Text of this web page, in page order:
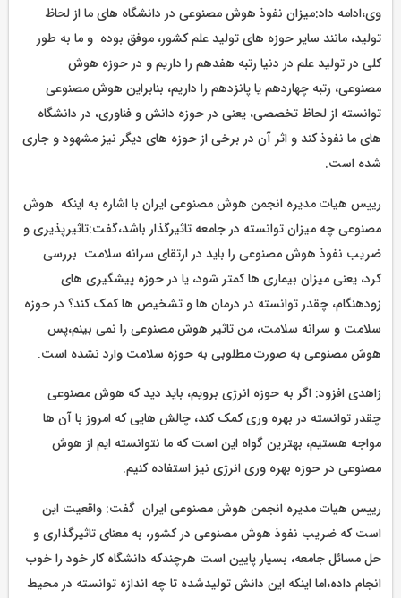
وی،ادامه داد:میزان نفوذ هوش مصنوعی در دانشگاه های ما از لحاظ
تولید، مانند سایر حوزه های تولید علم کشور، موفق بوده و ما به طور
کلی در تولید علم در دنیا رتبه هفدهم را داریم و در حوزه هوش
مصنوعی، رتبه چهاردهم یا پانزدهم را داریم، بنابراین هوش مصنوعی
توانسته از لحاظ تخصصی، یعنی در حوزه دانش و فناوری، در دانشگاه
های ما نفوذ کند و اثر آن در برخی از حوزه های دیگر نیز مشهود و جاری
شده است.
رییس هیات مدیره انجمن هوش مصنوعی ایران با اشاره به اینکه هوش
مصنوعی چه میزان توانسته در جامعه تاثیرگذار باشد،گفت:تاثیرپذیری و
ضریب نفوذ هوش مصنوعی را باید در ارتقای سرانه سلامت بررسی
کرد، یعنی میزان بیماری ها کمتر شود، یا در حوزه پیشگیری های
زودهنگام، چقدر توانسته در درمان ها و تشخیص ها کمک کند؟ در حوزه
سلامت و سرانه سلامت، من تاثیر هوش مصنوعی را نمی بینم،پس
هوش مصنوعی به صورت مطلوبی به حوزه سلامت وارد نشده است.
زاهدی افزود: اگر به حوزه انرژی برویم، باید دید که هوش مصنوعی
چقدر توانسته در بهره وری کمک کند، چالش هایی که امروز با آن ها
مواجه هستیم، بهترین گواه این است که ما نتوانسته ایم از هوش
مصنوعی در حوزه بهره وری انرژی نیز استفاده کنیم.
رییس هیات مدیره انجمن هوش مصنوعی ایران گفت: واقعیت این
است که ضریب نفوذ هوش مصنوعی در کشور، به معنای تاثیرگذاری و
حل مسائل جامعه، بسیار پایین است هرچندکه دانشگاه کار خود را خوب
انجام داده،اما اینکه این دانش تولیدشده تا چه اندازه توانسته در محیط